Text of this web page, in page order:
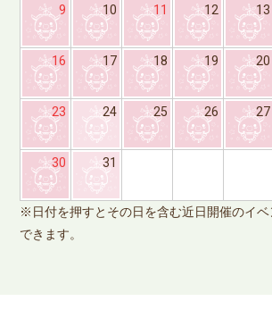
9 10 11 12 13
16 17 18 19 20
23 24 25 26 27
30 31
※日付を押すとその日を含む近日開催のイ
できます。